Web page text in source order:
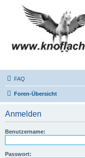
FAQ
Foren-Übersicht
Anmelden
Benutzername:
Passwort: